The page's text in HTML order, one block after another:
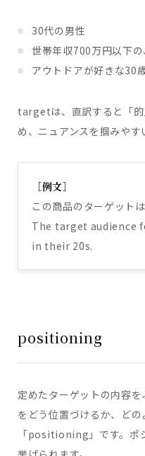
30代の男性
世帯年収700万円以下
アウトドアが好きな30
targetは、直訳すると「
め、ニュアンスを掴みやす
［例文］
この商品のターゲット
The target audience
in their 20s.
positioning
定めたターゲットの内容
をどう位置づけるか、ど
「positioning」です。ポ